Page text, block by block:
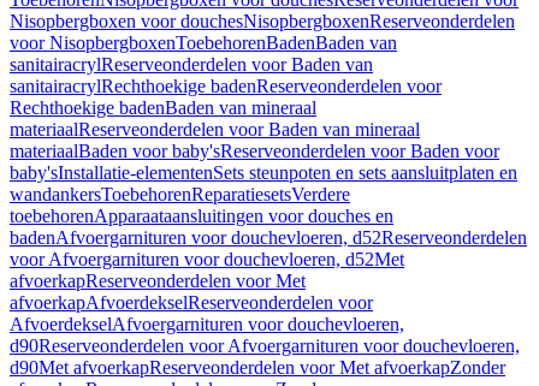
Nisopbergboxen voor douchesNisopbergboxenReserveonderdelen
voor NisopbergboxenToebehorenBadenBaden van
sanitairacrylReserveonderdelen voor Baden van
sanitairacrylRechthoekige badenReserveonderdelen voor
Rechthoekige badenBaden van mineraal
materiaalReserveonderdelen voor Baden van mineraal
materiaalBaden voor baby'sReserveonderdelen voor Baden voor
baby'sInstallatie-elementenSets steunpoten en sets aansluitplaten en
wandankersToebehorenReparatiesetsVerdere
toebehorenApparaataansluitingen voor douches en
badenAfvoergarnituren voor douchevloeren, d52Reserveonderdelen
voor Afvoergarnituren voor douchevloeren, d52Met
afvoerkapReserveonderdelen voor Met
afvoerkapAfvoerdekselReserveonderdelen voor
AfvoerdekselAfvoergarnituren voor douchevloeren,
d90Reserveonderdelen voor Afvoergarnituren voor douchevloeren,
d90Met afvoerkapReserveonderdelen voor Met afvoerkapZonder